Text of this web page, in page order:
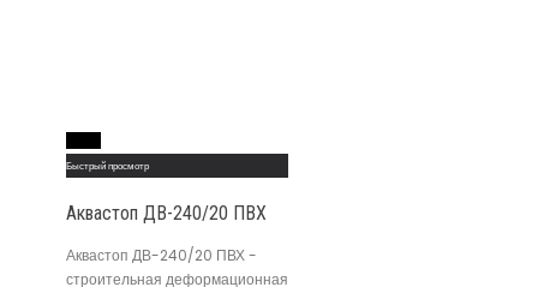
Быстрый просмотр
Аквастоп ДВ-240/20 ПВХ
Аквастоп ДВ-240/20 ПВХ -
строительная деформационная